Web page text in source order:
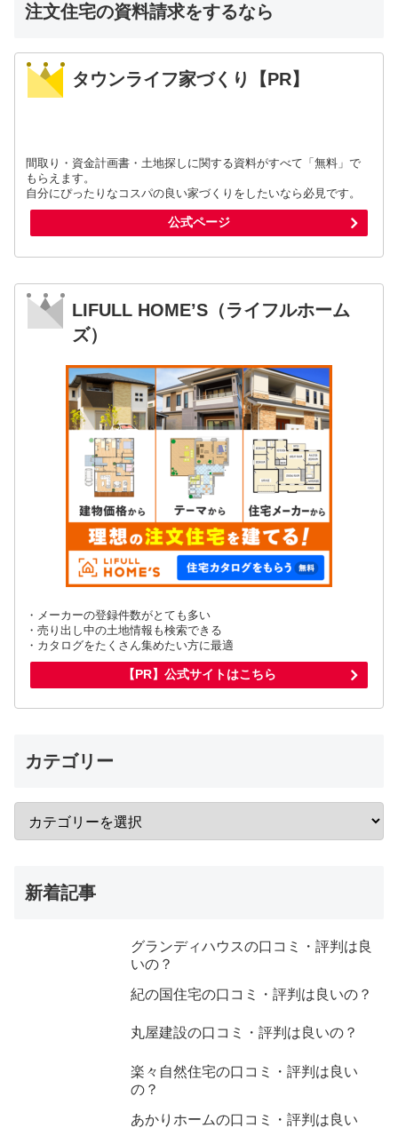
注文住宅の資料請求をするなら
タウンライフ家づくり【PR】
間取り・資金計画書・土地探しに関する資料がすべて「無料」で
もらえます。
自分にぴったりなコスパの良い家づくりをしたいなら必見です。
公式ページ
LIFULL HOME’S（ライフルホーム
ズ）
・メーカーの登録件数がとても多い
・売り出し中の土地情報も検索できる
・カタログをたくさん集めたい方に最適
【PR】公式サイトはこちら
カテゴリー
新着記事
グランディハウスの口コミ・評判は良
いの？
紀の国住宅の口コミ・評判は良いの？
丸屋建設の口コミ・評判は良いの？
楽々自然住宅の口コミ・評判は良い
の？
あかりホームの口コミ・評判は良い